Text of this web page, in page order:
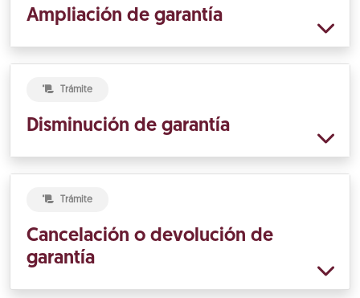
Ampliación de garantía
Trámite
Disminución de garantía
Trámite
Cancelación o devolución de
garantía